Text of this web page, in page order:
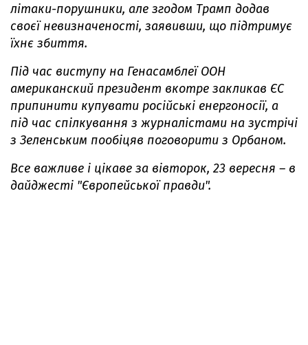
літаки-порушники, але згодом Трамп додав
своєї невизначеності, заявивши, що підтримує
їхнє збиття.
Під час виступу на Генасамблеї ООН
американский президент вкотре закликав ЄС
припинити купувати російські енергоносії, а
під час спілкування з журналістами на зустрічі
з Зеленським пообіцяв поговорити з Орбаном.
Все важливе і цікаве за вівторок, 23 вересня – в
дайджесті "Європейської правди".